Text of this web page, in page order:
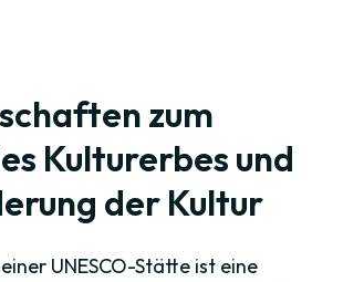
zum
Kulturerbes und
der Kultur
UNESCO-Stätte ist eine